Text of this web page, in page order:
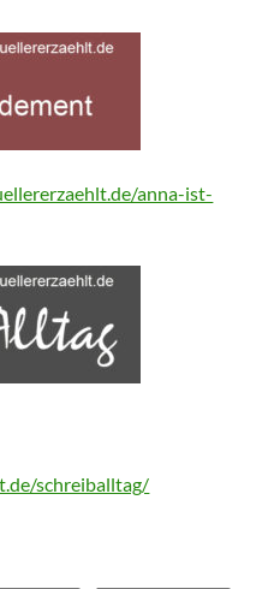
anna-ist-
schreiballtag/